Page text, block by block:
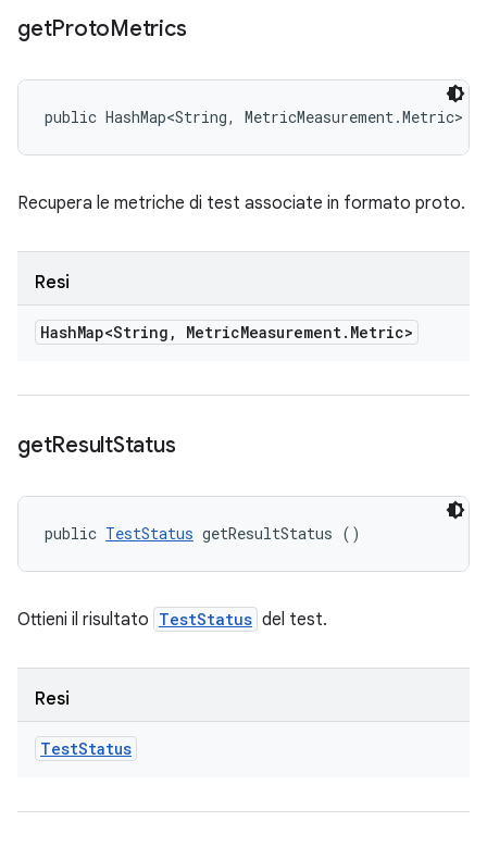
getProtoMetrics
public HashMap<String, MetricMeasurement.Metric>
Recupera le metriche di test associate in formato proto.
Resi
HashMap<String , MetricMeasurement. Metric>
getResultStatus
public TestStatus getResultStatus ()
Ottieni il risultato TestStatus del test.
Resi
TestStatus